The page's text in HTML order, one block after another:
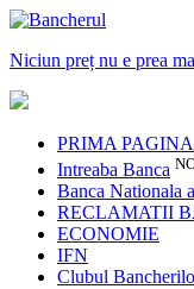
Niciun preț nu e prea
PRIMA PAGINA
Intreaba Banca
Banca Nationala
RECLAMATII
ECONOMIE
IFN
Clubul